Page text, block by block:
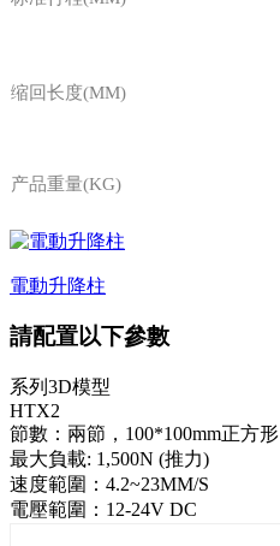
缩回长度(MM)
产品重量(KG)
電動升降柱
請配置以下參數
系列3D模型
HTX2
節數：兩節，100*100mm正方形
最大負載: 1,500N (推力)
速度範圍：4.2~23MM/S
電壓範圍：12-24V DC